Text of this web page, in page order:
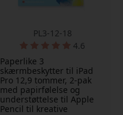
PL3-12-18
4.6
Paperlike 3
skærmbeskytter til iPad
Pro 12,9 tommer, 2-pak
med papirfølelse og
understøttelse til Apple
Pencil til kreative